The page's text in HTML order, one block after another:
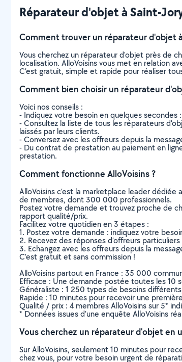
Réparateur d'objet à Saint-
Comment trouver un réparateur d'objet
Vous cherchez un réparateur d'objet près de
localisation. AlloVoisins vous met en relation
C’est gratuit, simple et rapide pour réaliser
Comment bien choisir un réparateur
Voici nos conseils :
- Indiquez votre besoin en quelques
- Consultez la liste de tous les réparateurs
laissés par leurs clients.
- Conversez avec les offreurs depuis la
- Du contrat de prestation au paiement en
prestation.
Comment fonctionne AlloVoisins ?
AlloVoisins c’est la marketplace leader
de membres, dont 300 000 professionnels.
Postez votre demande et trouvez proche de
rapport qualité/prix.
Facilitez votre quotidien en 3 étapes :
1. Postez votre demande : indiquez votre
2. Recevez des réponses d’offreurs
3. Echangez avec les offreurs depuis la
C’est gratuit et sans commission !
AlloVoisins partout en France : 35 000
Efficace : Une demande postée toutes les 10
Généraliste : 1 250 types de besoins
Rapide : 10 minutes pour recevoir une
Qualité / prix : 4 membres AlloVoisins sur 5*
* Données issues d’une enquête AlloVoisins
Vous cherchez un réparateur d'objet en
Sur AlloVoisins, seulement 10 minutes pour
chez vous, pour votre besoin urgent de